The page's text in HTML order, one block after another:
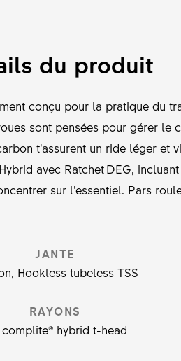
du produit
conçu pour la pratique du
sont pensées pour gérer
t’assurent un ride léger et
avec Ratchet DEG,
sur l’essentiel. Pars
JANTE
Hookless tubeless TSS
RAYONS
complite® hybrid t-head